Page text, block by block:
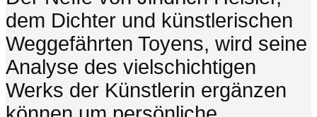
dem Dichter und künstlerischen
Weggefährten Toyens, wird seine
Analyse des vielschichtigen
Werks der Künstlerin ergänzen